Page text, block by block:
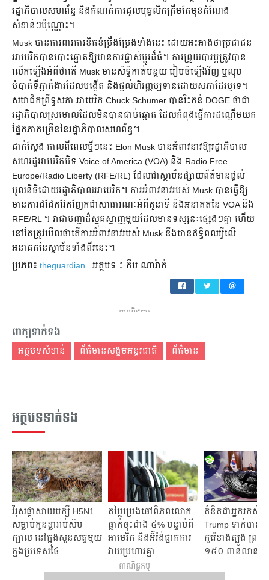
រដ្ឋាភិបាលសហព័ន្ធ និងកំណត់ការជួលបុគ្គលិកត្រឹមតែមុខតំណែង
សំខាន់ៗប៉ុណ្ណោះ។
Musk បានការពារការខិតខំប្រឹងប្រែងទាំងនេះ ដោយអះអាងថាប្រជាជន
អាមេរិកបានបោះឆ្នោតឱ្យមានការផ្លាស់ប្តូរដ៏ធំ។ ការព្រួយបារម្ភត្រូវបាន
លើកឡើងអំពីថាតើ Musk មានសិទ្ធិកាត់បន្ថយ រៀបចំឡើងវិញ ឬលុប
បំបាត់ទីភ្នាក់ងារដែលបង្កើត និងផ្តល់ហិរញ្ញប្បទានដោយសភាដែរឬទេ។
សមាជិកព្រឹទ្ធសភា អាមេរិក Chuck Schumer បានរិះគន់ DOGE ថាជា
រដ្ឋាភិបាលស្រមោលដែលមិនបានជាប់ឆ្នោត ដែលកំពុងធ្វើការដណ្តើមយក
ផ្នែកភាគច្រើននៃរដ្ឋាភិបាលសហព័ន្ធ។
ជាក់ស្តែង កាលពីពេលថ្មីៗនេះ Elon Musk បានអំពាវនាវឱ្យរដ្ឋាភិបាល
សហរដ្ឋអាមេរិកបិទ Voice of America (VOA) និង Radio Free
Europe/Radio Liberty (RFE/RL) ដែលជាស្ថាប័នផ្សាយព័ត៌មានផ្តល់
មូលនិធិដោយរដ្ឋាភិបាលអាមេរិក។ ការអំពាវនាវរបស់ Musk បានធ្វើឱ្យ
មានការជជែកវែកញែកជាសាធារណៈអំពីតួនាទី និងអនាគតនៃ VOA និង
RFE/RL ។ វាជាបញ្ហាដ៏ស្មុគស្មាញមួយដែលមានទស្សនៈផ្សេងៗគ្នា ហើយ
នៅតែត្រូវមើលថាតើការអំពាវនាវរបស់ Musk នឹងមានឥទ្ធិពលអ្វីលើ
អនាគតនៃស្ថាប័នទាំងពីរនេះ៕
ប្រភព៖ theguardian អត្ថបទ ៖ គីម ណារ៉ាក់
ពាណិជ្ជកម្ម
ពាក្យទាក់ទង
អត្ថបទសំខាន់ ព័ត៌មានសង្គមអន្តរជាតិ ព័ត៌មាន
អត្ថបទទាក់ទង
វីរុសផ្ដាសាយបក្សី H5N1
សម្លាប់កូនខ្លារាប់សិប
ក្បាល នៅក្នុងសួនសត្វមួយ
ក្នុងប្រទេសថៃ
តម្លៃប្រេងឆៅពិភពលោក
ធ្លាក់ចុះជាង ៤% បន្ទាប់ពី
អាមេរិក និងអ៊ីរ៉ង់ផ្អាកការ
វាយប្រហារគ្នា
គំនិតជាអ្នករកស៊ី
Trump ទាក់បានភ្
កូរ៉េខាងត្បូង ព្រ
១៥០ ពាន់លានដុល្
ពាណិជ្ជកម្ម